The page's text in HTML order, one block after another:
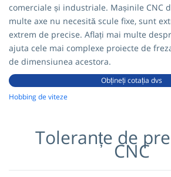
comerciale și industriale. Mașinile CNC
multe axe nu necesită scule fixe, sunt
extrem de precise. Aflați mai multe
ajuta cele mai complexe proiecte de
de dimensiunea acestora.
Obțineți cotația dvs
Hobbing de viteze
Toleranțe de
CNC